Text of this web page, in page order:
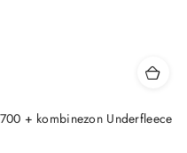
+ kombinezon Underfleece